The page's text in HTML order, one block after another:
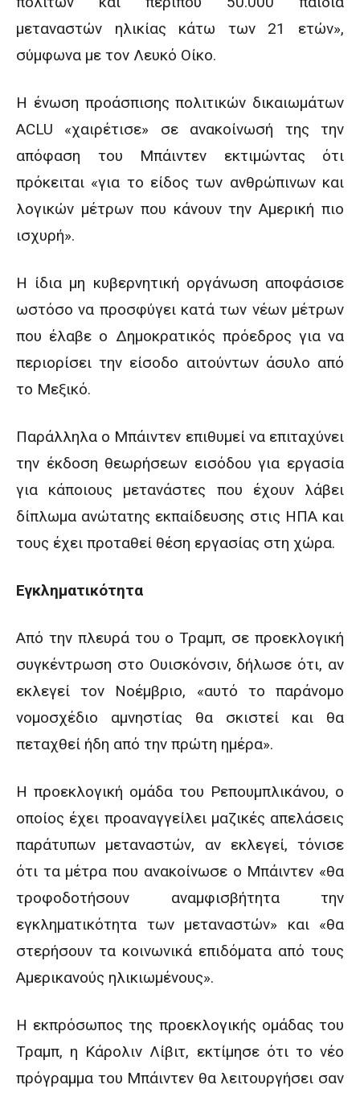
μεταναστών ηλικίας κάτω των 21 ετών»,
σύμφωνα με τον Λευκό Οίκο.
Η ένωση προάσπισης πολιτικών δικαιωμάτων
ACLU «χαιρέτισε» σε ανακοίνωσή της την
απόφαση του Μπάιντεν εκτιμώντας ότι
πρόκειται «για το είδος των ανθρώπινων και
λογικών μέτρων που κάνουν την Αμερική πιο
ισχυρή».
Η ίδια μη κυβερνητική οργάνωση αποφάσισε
ωστόσο να προσφύγει κατά των νέων μέτρων
που έλαβε ο Δημοκρατικός πρόεδρος για να
περιορίσει την είσοδο αιτούντων άσυλο από
το Μεξικό.
Παράλληλα ο Μπάιντεν επιθυμεί να επιταχύνει
την έκδοση θεωρήσεων εισόδου για εργασία
για κάποιους μετανάστες που έχουν λάβει
δίπλωμα ανώτατης εκπαίδευσης στις ΗΠΑ και
τους έχει προταθεί θέση εργασίας στη χώρα.
Εγκληματικότητα
Από την πλευρά του ο Τραμπ, σε προεκλογική
συγκέντρωση στο Ουισκόνσιν, δήλωσε ότι, αν
εκλεγεί τον Νοέμβριο, «αυτό το παράνομο
νομοσχέδιο αμνηστίας θα σκιστεί και θα
πεταχθεί ήδη από την πρώτη ημέρα».
Η προεκλογική ομάδα του Ρεπουμπλικάνου, ο
οποίος έχει προαναγγείλει μαζικές απελάσεις
παράτυπων μεταναστών, αν εκλεγεί, τόνισε
ότι τα μέτρα που ανακοίνωσε ο Μπάιντεν «θα
τροφοδοτήσουν αναμφισβήτητα την
εγκληματικότητα των μεταναστών» και «θα
στερήσουν τα κοινωνικά επιδόματα από τους
Αμερικανούς ηλικιωμένους».
Η εκπρόσωπος της προεκλογικής ομάδας του
Τραμπ, η Κάρολιν Λίβιτ, εκτίμησε ότι το νέο
πρόγραμμα του Μπάιντεν θα λειτουργήσει σαν